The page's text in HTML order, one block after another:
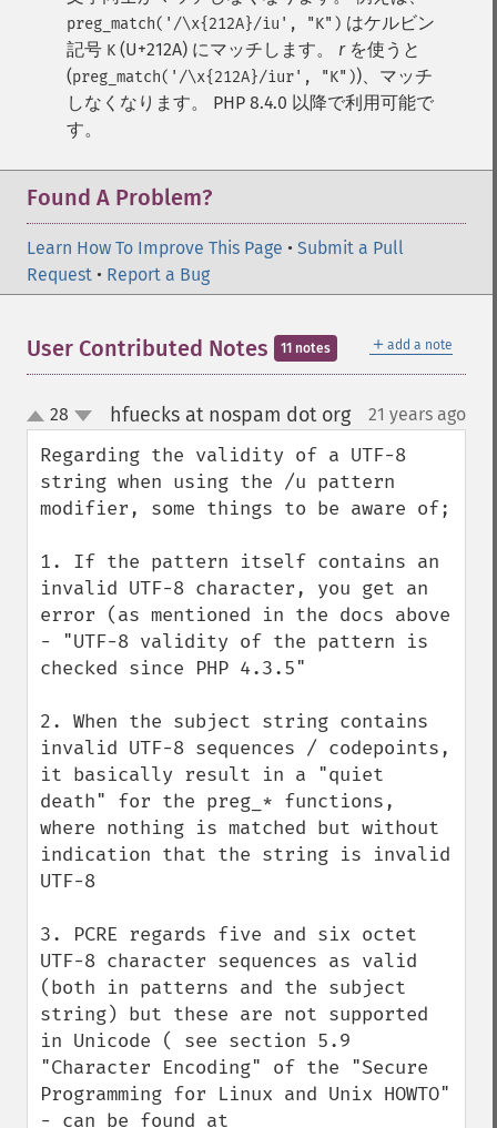
preg_match('/\x{212A}/iu', "K") はケルビン
記号 K (U+212A) にマッチします。 rを使うと
(preg_match('/\x{212A}/iur', "K"))、マッチ
しなくなります。 PHP 8.4.0 以降で利用可能で
す。
Found A Problem?
Learn How To Improve This Page • Submit a Pull
Request • Report a Bug
＋ add a note
User Contributed Notes 11 notes
up
down
28 hfuecks at nospam dot org¶ 21 years ago
Regarding the validity of a UTF-8
string when using the /u pattern
modifier, some things to be aware of;
1. If the pattern itself contains an
invalid UTF-8 character, you get an
error (as mentioned in the docs above
- "UTF-8 validity of the pattern is
checked since PHP 4.3.5"
2. When the subject string contains
invalid UTF-8 sequences / codepoints,
it basically result in a "quiet
death" for the preg_* functions,
where nothing is matched but without
indication that the string is invalid
UTF-8
3. PCRE regards five and six octet
UTF-8 character sequences as valid
(both in patterns and the subject
string) but these are not supported
in Unicode ( see section 5.9
"Character Encoding" of the "Secure
Programming for Linux and Unix HOWTO"